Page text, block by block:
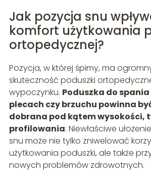
Jak pozycja snu
komfort użytkowania
ortopedycznej?
Pozycja, w której śpimy, ma
skuteczność poduszki
wypoczynku. Poduszka do
plecach czy brzuchu powinna
dobrana pod kątem wysokości,
profilowania. Niewłaściwe
snu może nie tylko zniwelować
użytkowania poduszki, ale także
nowych problemów zdrowotnych.